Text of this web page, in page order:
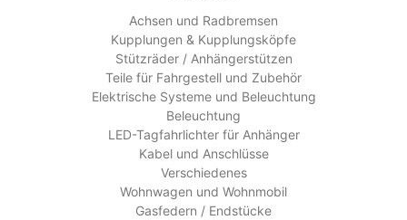
Achsen und Radbremsen
Kupplungen & Kupplungsköpfe
Stützräder / Anhängerstützen
Teile für Fahrgestell und Zubehör
Elektrische Systeme und Beleuchtung
Beleuchtung
LED-Tagfahrlichter für Anhänger
Kabel und Anschlüsse
Verschiedenes
Wohnwagen und Wohnmobil
Gasfedern / Endstücke